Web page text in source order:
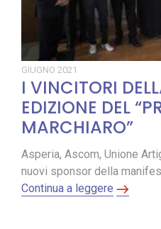
GIUGNO 2021
I VINCITORI
EDIZIONE DEL
MARCHIARO”
Asperia, Ascom, Unione
nuovi sponsor della
Continua a leggere